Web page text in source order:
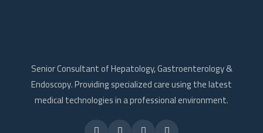
Senior Consultant of Hepatology, Gastroenterology &
Endoscopy. Providing specialized care using the latest
medical technologies in a professional environment.